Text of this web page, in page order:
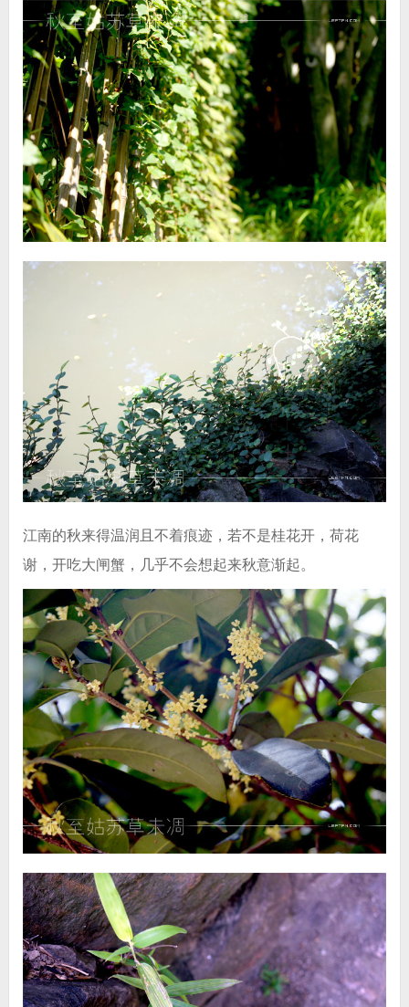
江南的秋来得温润且不着痕迹，若不是桂花开，荷花
谢，开吃大闸蟹，几乎不会想起来秋意渐起。